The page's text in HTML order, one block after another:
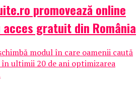
promovează online
gratuit din România
modul în care oamenii caută
ultimii 20 de ani optimizarea